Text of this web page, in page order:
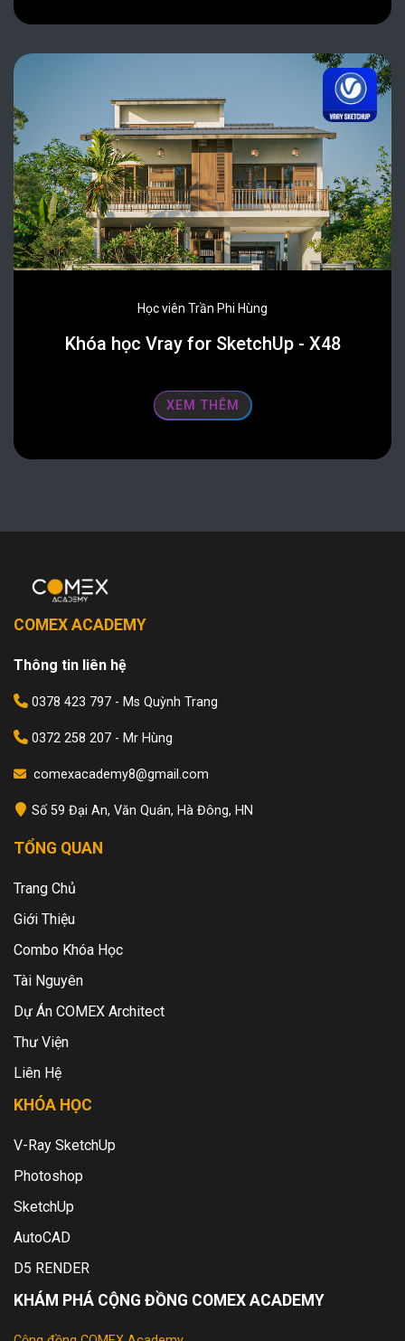
Học viên Trần Phi Hùng
Khóa học Vray for SketchUp - X48
XEM THÊM
COMEX ACADEMY
Thông tin liên hệ
0378 423 797 - Ms Quỳnh Trang
0372 258 207 - Mr Hùng
comexacademy8@gmail.com
Số 59 Đại An, Văn Quán, Hà Đông, HN
TỔNG QUAN
Trang Chủ
Giới Thiệu
Combo Khóa Học
Tài Nguyên
Dự Án COMEX Architect
Thư Viện
Liên Hệ
KHÓA HỌC
V-Ray SketchUp
Photoshop
SketchUp
AutoCAD
D5 RENDER
KHÁM PHÁ CỘNG ĐỒNG COMEX ACADEMY